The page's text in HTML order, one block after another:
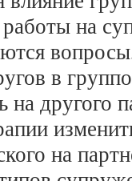
работы на
в
на другого
на